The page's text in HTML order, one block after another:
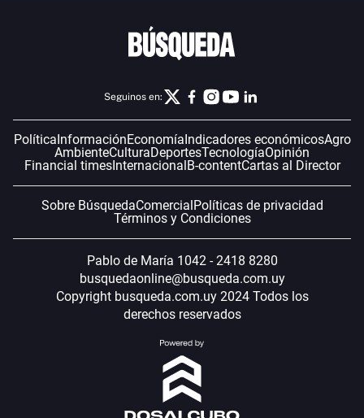
Seguinos en:
PolíticaInformaciónEconomíaIndicadores económicosAgro
AmbienteCulturaDeportesTecnologíaOpinión
Financial timesInternacionalB-contentCartas al Director
Sobre BúsquedaComercialPolíticas de privacidad
Términos y Condiciones
Pablo de María 1042 - 2418 8280
busquedaonline@busqueda.com.uy
Copyright busqueda.com.uy 2024 Todos los
derechos reservados